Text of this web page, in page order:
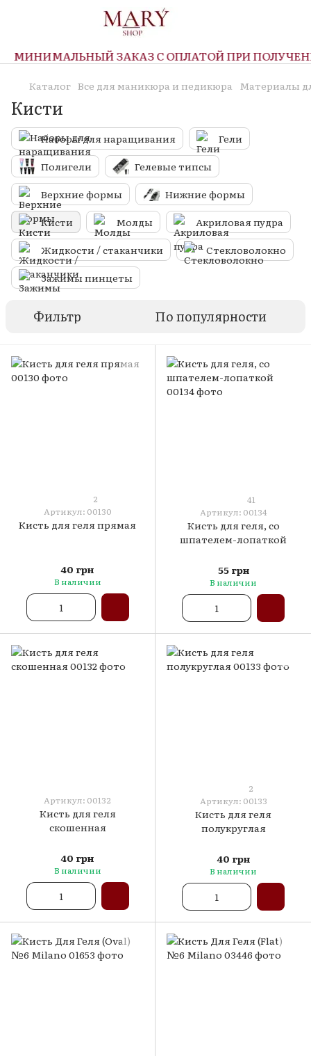
МИНИМАЛЬНЫЙ ЗАКАЗ С ОПЛАТОЙ ПРИ
Каталог Все для маникюра и педикюра Материалы
Кисти
Наборы для наращивания
Гели
Полигели
Гелевые типсы
Верхние формы
Нижние формы
Кисти
Молды
Акриловая пудра
Жидкости / стаканчики
Стекловолокно
Зажимы пинцеты
Фильтр По популярности
2
Артикул: 00130
Кисть для геля прямая
40 грн
В наличии
41
Артикул: 00134
Кисть для геля, со
шпателем-лопаткой
55 грн
В наличии
Артикул: 00132
Кисть для геля
скошенная
40 грн
В наличии
2
Артикул: 00133
Кисть для геля
полукруглая
40 грн
В наличии